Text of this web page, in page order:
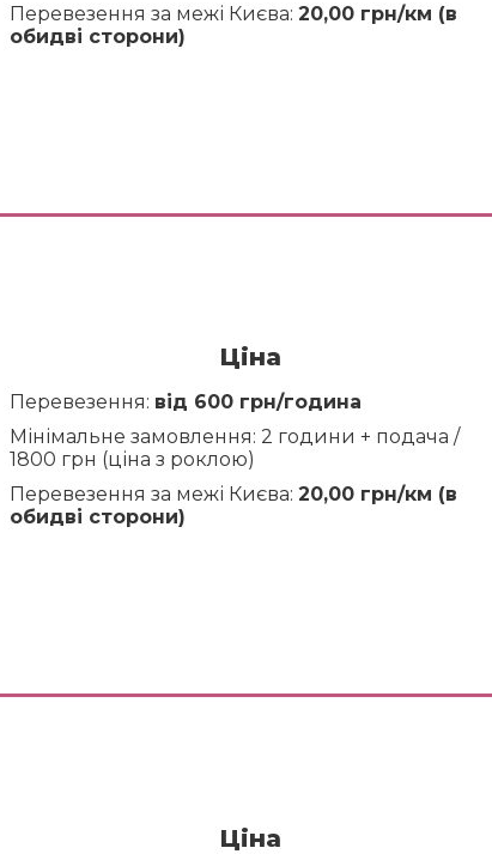
Перевезення за межі Києва: 20,00 грн/км (в
обидві сторони)
Ціна
Перевезення: від 600 грн/година
Мінімальне замовлення: 2 години + подача /
1800 грн (ціна з роклою)
Перевезення за межі Києва: 20,00 грн/км (в
обидві сторони)
Ціна